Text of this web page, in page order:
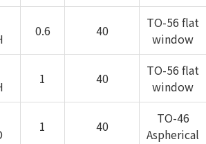
0.6 40
TO-56 flat
window
1 40
TO-56 flat
window
1 40
TO-46
Aspherical